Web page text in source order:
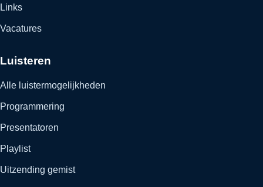
Links
Vacatures
Luisteren
Alle luistermogelijkheden
Programmering
Presentatoren
Playlist
Uitzending gemist